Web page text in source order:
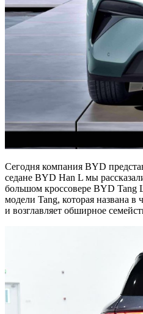
Сегодня компания BYD
седане BYD Han L мы
большом кроссовере BYD Tang
модели Tang, которая названа в
и возглавляет обширное